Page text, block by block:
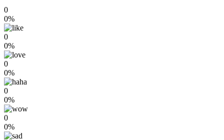
0
0%
0
0%
0
0%
0
0%
0
0%